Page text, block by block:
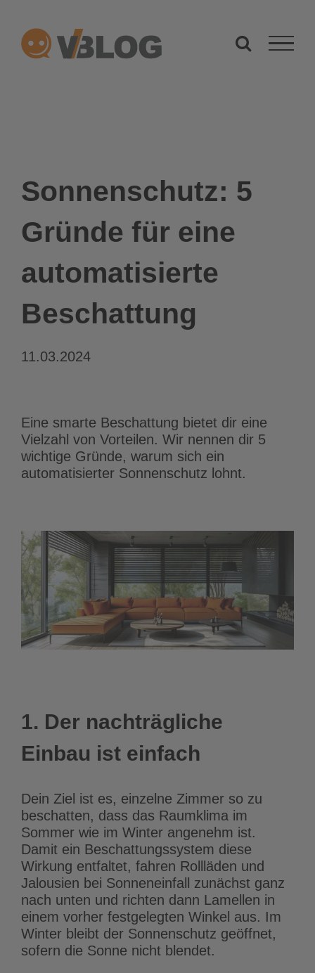
springen
Sonnenschutz: 5
Gründe für eine
automatisierte
Beschattung
11.03.2024
Eine smarte Beschattung bietet dir eine
Vielzahl von Vorteilen. Wir nennen dir 5
wichtige Gründe, warum sich ein
automatisierter Sonnenschutz lohnt.
1. Der nachträgliche
Einbau ist einfach
Dein Ziel ist es, einzelne Zimmer so zu
beschatten, dass das Raumklima im
Sommer wie im Winter angenehm ist.
Damit ein Beschattungssystem diese
Wirkung entfaltet, fahren Rollläden und
Jalousien bei Sonneneinfall zunächst ganz
nach unten und richten dann Lamellen in
einem vorher festgelegten Winkel aus. Im
Winter bleibt der Sonnenschutz geöffnet,
sofern die Sonne nicht blendet.